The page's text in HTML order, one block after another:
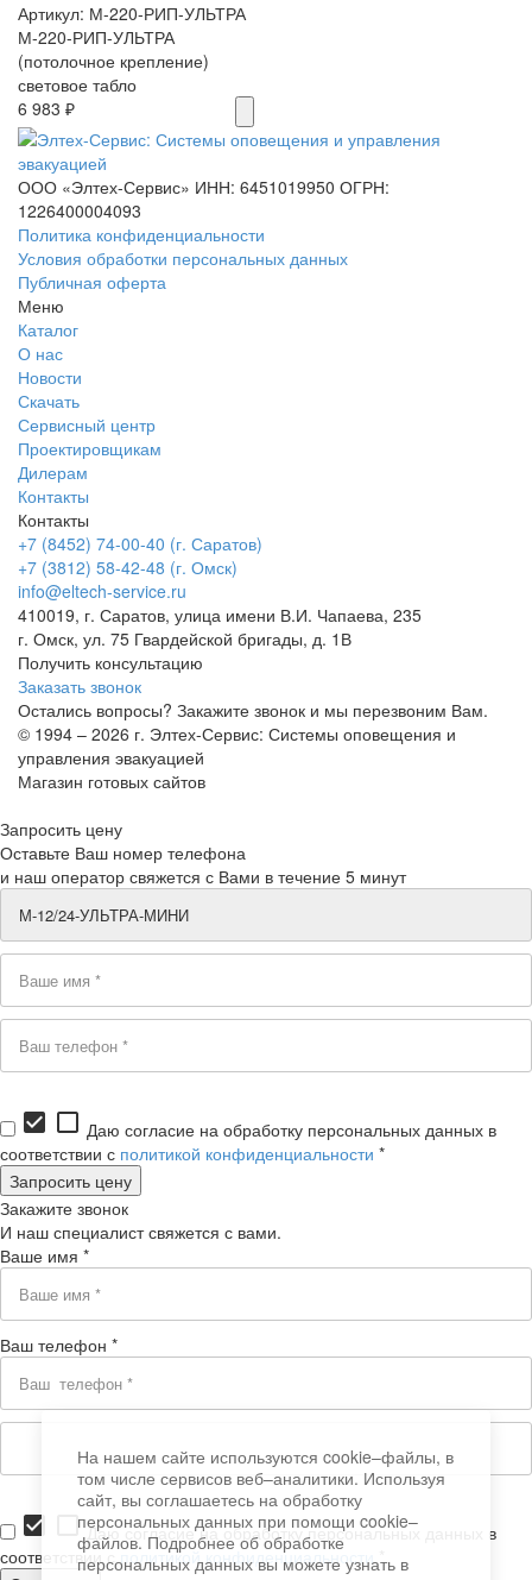
На нашем сайте используются cookie–файлы, в
том числе сервисов веб–аналитики. Используя
сайт, вы соглашаетесь на обработку
персональных данных при помощи cookie–
файлов. Подробнее об обработке
персональных данных вы можете узнать в
Артикул: М-220-РИП-УЛЬТРА
М-220-РИП-УЛЬТРА
(потолочное крепление)
световое табло
6 983 ₽
ООО «Элтех-Сервис» ИНН: 6451019950 ОГРН:
1226400004093
Политика конфиденциальности
Условия обработки персональных данных
Публичная оферта
Меню
Каталог
О нас
Новости
Скачать
Сервисный центр
Проектировщикам
Дилерам
Контакты
Контакты
+7 (8452) 74-00-40 (г. Саратов)
+7 (3812) 58-42-48 (г. Омск)
info@eltech-service.ru
410019, г. Саратов, улица имени В.И. Чапаева, 235
г. Омск, ул. 75 Гвардейской бригады, д. 1В
Получить консультацию
Заказать звонок
Остались вопросы? Закажите звонок и мы перезвоним Вам.
© 1994 – 2026 г. Элтех-Сервис: Системы оповещения и
управления эвакуацией
Магазин готовых сайтов
Запросить цену
Оставьте Ваш номер телефона
и наш оператор свяжется с Вами в течение 5 минут
check_box check_box_outline_blank Даю согласие на обработку персональных данных в
соответствии с политикой конфиденциальности *
Закажите звонок
И наш специалист свяжется с вами.
Ваше имя *
Ваш телефон *
check_box check_box_outline_blankДаю согласие на обработку персональных данных в
соответствии сполитикой конфиденциальности*